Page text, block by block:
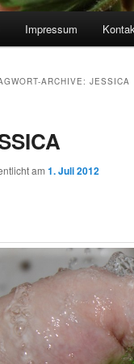
Impressum
ARCHIVE: JESSICA
am 1. Juli 2012